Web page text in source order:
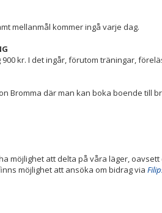
mellanmål kommer ingå varje dag.
kr. I det ingår, förutom träningar,
Bromma där man kan boka boende till
möjlighet att delta på våra läger,
möjlighet att ansöka om bidrag via